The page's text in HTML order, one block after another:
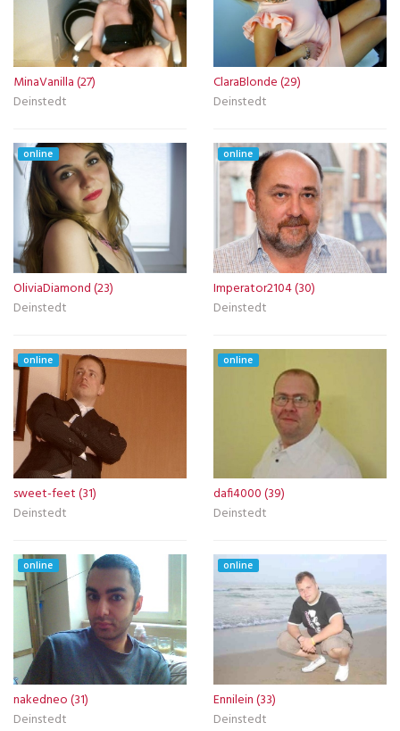
MinaVanilla (27)
Deinstedt
ClaraBlonde (29)
Deinstedt
online
OliviaDiamond (23)
Deinstedt
online
Imperator2104 (30)
Deinstedt
online
sweet-feet (31)
Deinstedt
online
dafi4000 (39)
Deinstedt
online
nakedneo (31)
Deinstedt
online
Ennilein (33)
Deinstedt